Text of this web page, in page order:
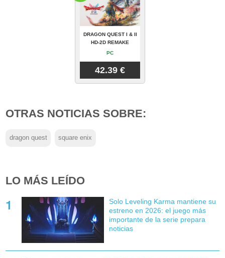
DRAGON QUEST I & II
HD-2D REMAKE
PC
42.39 €
OTRAS NOTICIAS SOBRE:
dragon quest square enix
LO MÁS LEÍDO
Solo Leveling Karma mantiene su
estreno en 2026: el juego más
importante de la serie prepara
noticias